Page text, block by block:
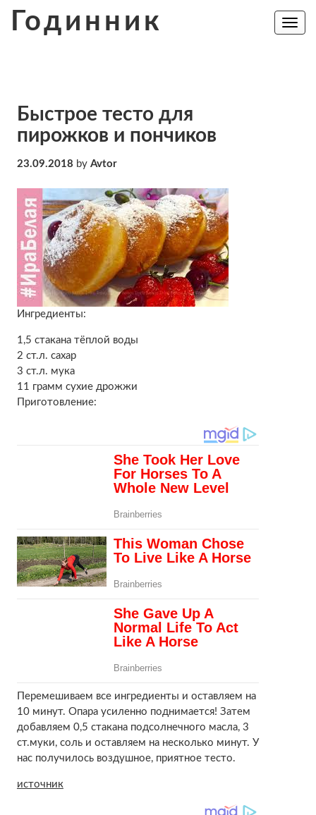
Годинник
Toggle
Быстрое тесто для
пирожков и пончиков
23.09.2018 by Avtor
Ингредиенты:
1,5 стакана тёплой воды
2 ст.л. сахар
3 ст.л. мука
11 грамм сухие дрожжи
Приготовление:
Перемешиваем все ингредиенты и оставляем на
10 минут. Опара усиленно поднимается! Затем
добавляем 0,5 стакана подсолнечного масла, 3
ст.муки, соль и оставляем на несколько минут. У
нас получилось воздушное, приятное тесто.
источник